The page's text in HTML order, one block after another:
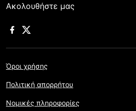
Ακολουθήστε μας
Όροι χρήσης
Πολιτική απορρήτου
Νομικές πληροφορίες